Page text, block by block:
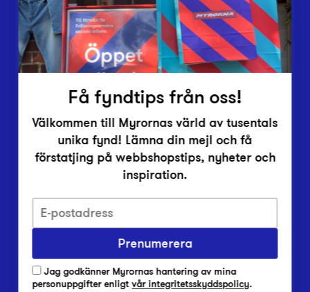
Inlämningsplatser
Om Myrorna
Lediga jobb
Pressrum
Integritetsskyddspolicy
Har du frågor om onlineköp, leverans eller retur?
Har du frågor om vår verksamhet?
Vanliga frågor om Myrorna
Få fyndtips från oss!
Välkommen till Myrornas värld av tusentals
unika fynd! Lämna din mejl och få
förstatjing på webbshopstips, nyheter och
inspiration.
Prenumerera
Jag godkänner Myrornas hantering av mina
personuppgifter enligtvår integritetsskyddspolicy.